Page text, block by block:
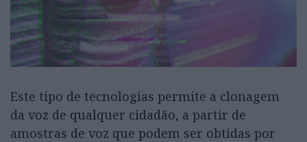
Este tipo de tecnologias permite a clonagem
da voz de qualquer cidadão, a partir de
amostras de voz que podem ser obtidas por